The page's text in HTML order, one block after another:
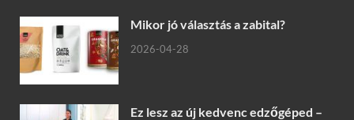
Mikor jó választás a zabital?
2026-04-28
Ez lesz az új kedvenc edzőgéped –